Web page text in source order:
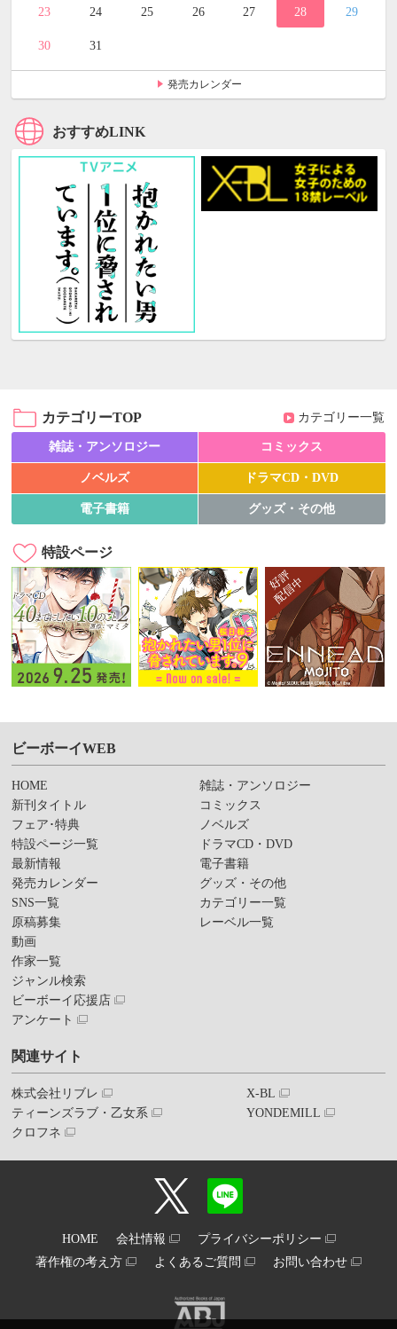
23 24 25 26 27 28 29
30 31
発売カレンダー
おすすめLINK
カテゴリーTOP カテゴリー一覧
雑誌・アンソロジー コミックス
ノベルズ ドラマCD・DVD
電子書籍 グッズ・その他
特設ページ
ビーボーイWEB
HOME
新刊タイトル
フェア･特典
特設ページ一覧
最新情報
発売カレンダー
SNS一覧
原稿募集
動画
作家一覧
ジャンル検索
ビーボーイ応援店
アンケート
雑誌・アンソロジー
コミックス
ノベルズ
ドラマCD・DVD
電子書籍
グッズ・その他
カテゴリー一覧
レーベル一覧
関連サイト
株式会社リブレ
ティーンズラブ・乙女系
クロフネ
X-BL
YONDEMILL
HOME 会社情報
プライバシーポリシー
著作権の考え方
よくあるご質問 お問い合わせ